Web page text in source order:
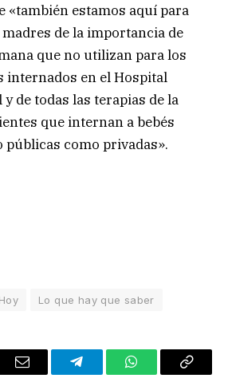
«también estamos aquí para
de la importancia de
que no utilizan para los
internados en el Hospital
de todas las terapias de la
que internan a bebés
como privadas».
Hoy Lo que hay que saber
Email TelegramWhatsAppCopy